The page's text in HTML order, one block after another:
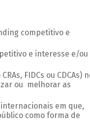
competitivo e
e interesse e/ou
FIDCs ou CDCAs)
ou melhorar as
em que,
como forma de